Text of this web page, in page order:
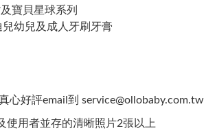
寶貝星球系列
兒幼兒及成人牙刷牙膏
心好評email到 service@ollobaby.com.tw
使用者並存的清晰照片2張以上